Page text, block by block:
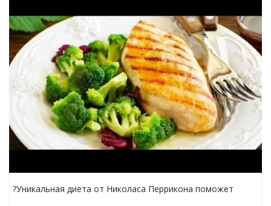
?Уникальная диета от Николаса Перрикона поможет